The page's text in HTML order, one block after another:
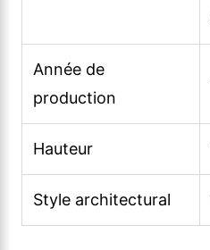
Année de
production
Hauteur
Style architectural